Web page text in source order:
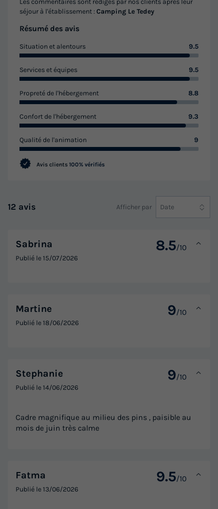
Les commentaires sont rédigés par nos clients après leur
séjour à l'établissement :Camping Le Tedey
Résumé des avis
Situation et alentours 9.5
Services et équipes 9.5
Propreté de l'hébergement 8.8
Confort de l'hébergement 9.3
Qualité de l'animation 9
Avis clients 100% vérifiés
12 avis Afficher par Date
Sabrina 8.5/10
Publié le15/07/2026
Martine 9/10
Publié le18/06/2026
Stephanie 9/10
Publié le14/06/2026
Cadre magnifique au milieu des pins , paisible au
mois de juin très calme
Fatma 9.5/10
Publié le13/06/2026